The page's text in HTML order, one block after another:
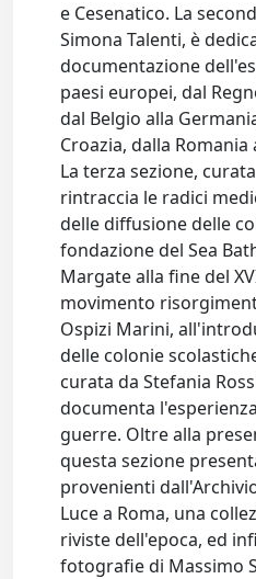
e Cesenatico. La
Simona Talenti, è
documentazione
paesi europei, dal
dal Belgio alla
Croazia, dalla
La terza sezione,
rintraccia le radici
delle diffusione delle
fondazione del Sea
Margate alla fine del
movimento
Ospizi Marini,
delle colonie
curata da Stefania
documenta
guerre. Oltre alla
questa sezione
provenienti
Luce a Roma, una
riviste dell'epoca, ed
fotografie di Massimo